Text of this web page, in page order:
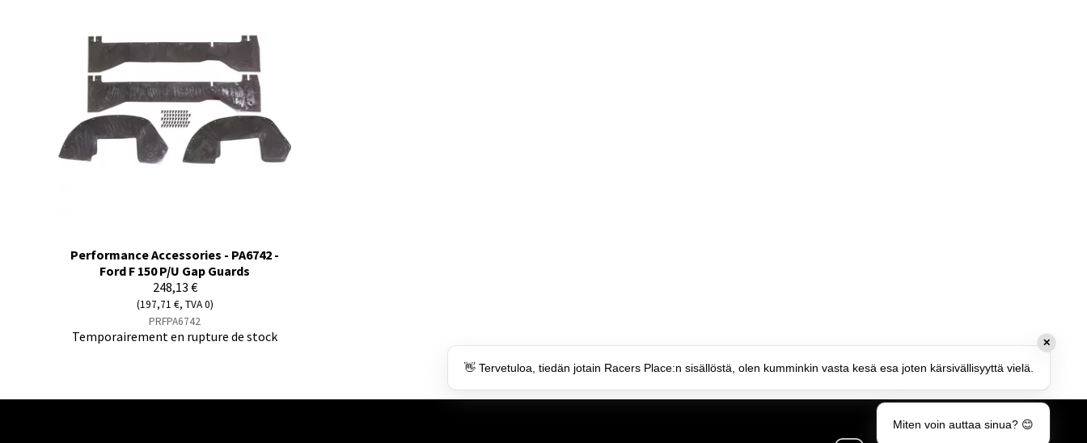
Performance Accessories - PA6742 -
Ford F 150 P/U Gap Guards
248,13 €
(197,71 €, TVA 0)
PRFPA6742
Temporairement en rupture de stock ✕
👋 Tervetuloa, tiedän jotain Racers Place:n sisällöstä, olen kumminkin vasta kesä esa joten kärsivällisyyttä vielä.
Miten voin auttaa sinua? 😊